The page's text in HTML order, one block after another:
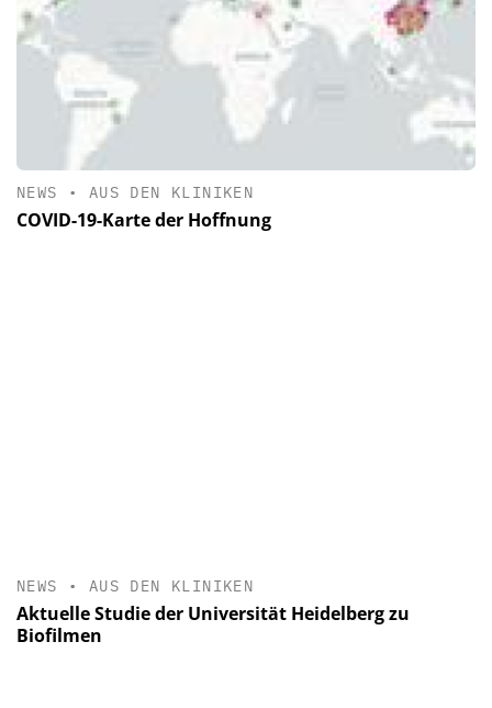
NEWS • AUS DEN KLINIKEN
COVID-19-Karte der Hoffnung
NEWS • AUS DEN KLINIKEN
Aktuelle Studie der Universität Heidelberg zu
Biofilmen